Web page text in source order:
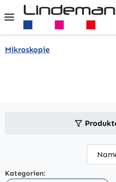
Zum Hauptinhalt springen
Mikroskopie
Kategorien: